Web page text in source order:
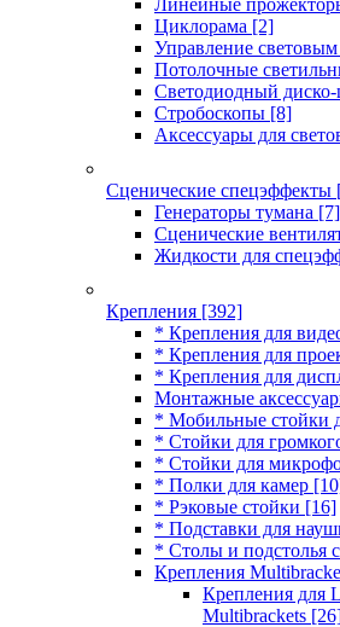
Линейные
Циклорама [2]
Управление
Потолочные
Светодиодный
Стробоскопы [8]
Аксессуары для
Сценические спецэффекты
Генераторы тумана [7]
Сценические
Жидкости для
Крепления [392]
* Крепления для
* Крепления для
* Крепления для
Монтажные
* Мобильные стойки
* Стойки для
* Стойки для
* Полки для камер
* Рэковые стойки [16]
* Подставки для
* Столы и подстолья
Крепления
Крепления для
Multibrackets